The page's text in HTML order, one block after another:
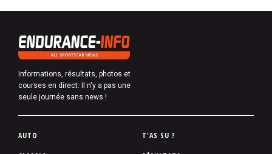
Informations, résultats, photos et
courses en direct. Il n'y a pas une
seule journée sans news !
P
AUTO
T'AS SU ?